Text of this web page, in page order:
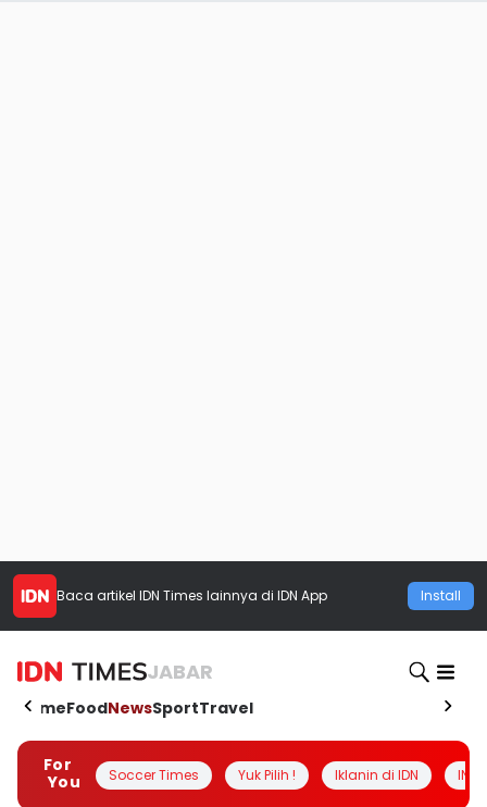
Baca artikel IDN Times lainnya di IDN App Install
JABAR
HomeFoodNewsSportTravel
For
You
Soccer Times Yuk Pilih ! Iklanin di IDN